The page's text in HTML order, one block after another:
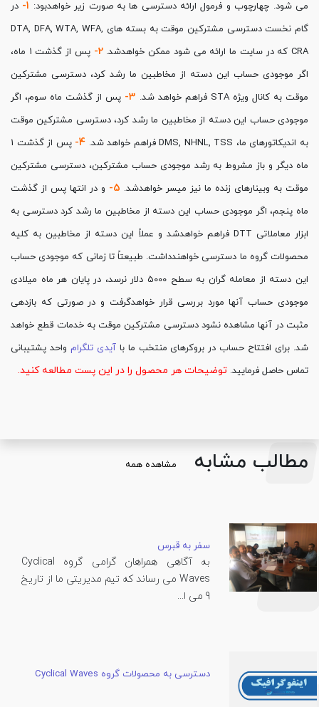
می شود. چهارچوب و فرمول ارائه دسترسی ها به صورت زیر خواهدبود: 1-
در
گام نخست دسترسی مشترکین موقت به بسته های DTA, DFA, WTA, WFA,
CRA که در سایت ما ارائه می شود ممکن خواهدشد.
2-
پس از گذشت 1 ماه،
اگر موجودی حساب این دسته از مخاطبین ما رشد کرد، دسترسی مشترکین
موقت به کانال ویژه STA فراهم خواهد شد.
3-
پس از گذشت ماه سوم، اگر
موجودی حساب این دسته از مخاطبین ما رشد کرد، دسترسی مشترکین موقت
به اندیکاتورهای ما، DMS, NHNL, TSS فراهم خواهد شد.
4-
پس از گذشت 1
ماه دیگر و باز مشروط به رشد موجودی حساب مشترکین، دسترسی مشترکین
موقت به وبینارهای زنده ما نیز میسر خواهدشد. 5-
و در انتها پس از گذشت
ماه پنجم، اگر موجودی حساب این دسته از مخاطبین ما رشد کرد دسترسی به
ابزار معاملاتی DTT فراهم خواهدشد و عملاً این دسته از مخاطبین به کلیه
محصولات گروه ما دسترسی خواهندداشت. طبیعتاً تا زمانی که موجودی حساب
این دسته از معامله گران به سطح 5000 دلار نرسد، در پایان هر ماه میلادی
موجودی حساب آنها مورد بررسی قرار خواهدگرفت و در صورتی که بازدهی
مثبت در آنها مشاهده نشود دسترسی مشترکین موقت به خدمات قطع خواهد
شد. برای افتتاح حساب در بروکرهای منتخب ما با آیدی تلگرام واحد پشتیبانی
تماس حاصل فرمایید. توضیحات هر محصول را در این پست مطالعه کنید.
مطالب مشابه مشاهده همه
سفر به قبرس
به آگاهی همراهان گرامی گروه Cyclical
Waves می رساند که تیم مدیریتی ما از تاریخ
9 می ا...
دسترسی به محصولات گروه Cyclical Waves